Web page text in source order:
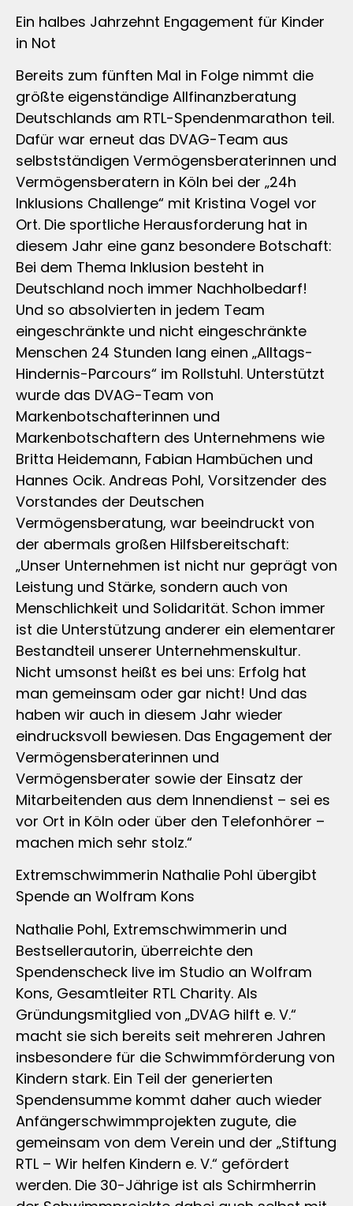
Ein halbes Jahrzehnt Engagement für Kinder
in Not
Bereits zum fünften Mal in Folge nimmt die
größte eigenständige Allfinanzberatung
Deutschlands am RTL-Spendenmarathon teil.
Dafür war erneut das DVAG-Team aus
selbstständigen Vermögensberaterinnen und
Vermögensberatern in Köln bei der „24h
Inklusions Challenge“ mit Kristina Vogel vor
Ort. Die sportliche Herausforderung hat in
diesem Jahr eine ganz besondere Botschaft:
Bei dem Thema Inklusion besteht in
Deutschland noch immer Nachholbedarf!
Und so absolvierten in jedem Team
eingeschränkte und nicht eingeschränkte
Menschen 24 Stunden lang einen „Alltags-
Hindernis-Parcours“ im Rollstuhl. Unterstützt
wurde das DVAG-Team von
Markenbotschafterinnen und
Markenbotschaftern des Unternehmens wie
Britta Heidemann, Fabian Hambüchen und
Hannes Ocik. Andreas Pohl, Vorsitzender des
Vorstandes der Deutschen
Vermögensberatung, war beeindruckt von
der abermals großen Hilfsbereitschaft:
„Unser Unternehmen ist nicht nur geprägt von
Leistung und Stärke, sondern auch von
Menschlichkeit und Solidarität. Schon immer
ist die Unterstützung anderer ein elementarer
Bestandteil unserer Unternehmenskultur.
Nicht umsonst heißt es bei uns: Erfolg hat
man gemeinsam oder gar nicht! Und das
haben wir auch in diesem Jahr wieder
eindrucksvoll bewiesen. Das Engagement der
Vermögensberaterinnen und
Vermögensberater sowie der Einsatz der
Mitarbeitenden aus dem Innendienst – sei es
vor Ort in Köln oder über den Telefonhörer –
machen mich sehr stolz.“
Extremschwimmerin Nathalie Pohl übergibt
Spende an Wolfram Kons
Nathalie Pohl, Extremschwimmerin und
Bestsellerautorin, überreichte den
Spendenscheck live im Studio an Wolfram
Kons, Gesamtleiter RTL Charity. Als
Gründungsmitglied von „DVAG hilft e. V.“
macht sie sich bereits seit mehreren Jahren
insbesondere für die Schwimmförderung von
Kindern stark. Ein Teil der generierten
Spendensumme kommt daher auch wieder
Anfängerschwimmprojekten zugute, die
gemeinsam von dem Verein und der „Stiftung
RTL – Wir helfen Kindern e. V.“ gefördert
werden. Die 30-Jährige ist als Schirmherrin